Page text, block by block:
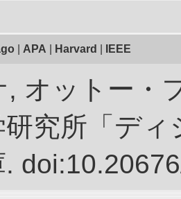
APA Harvard IEEE
オットー・
研究所「デ